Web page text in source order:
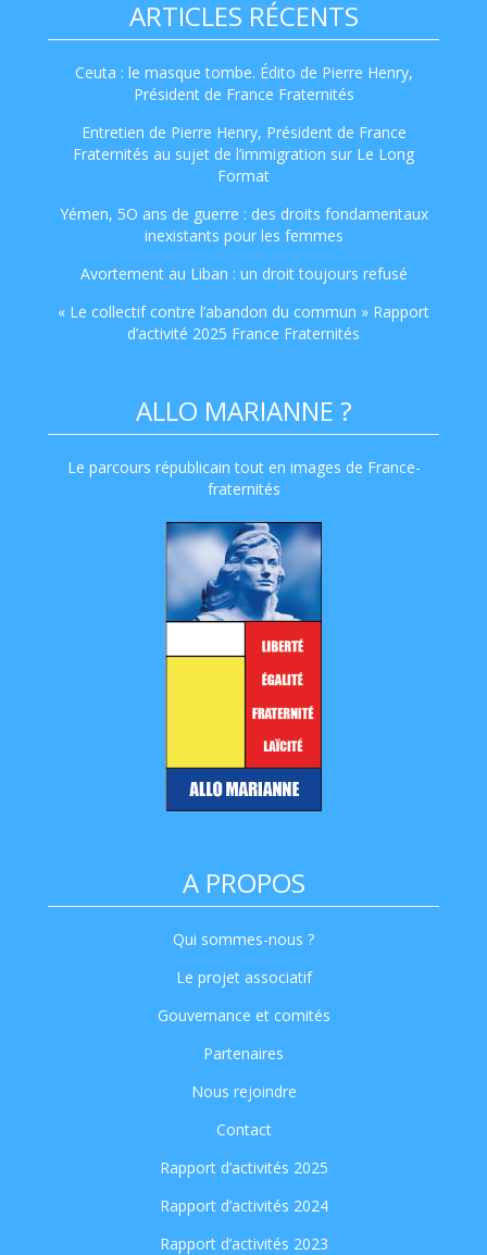
ARTICLES RÉCENTS
Ceuta : le masque tombe. Édito de Pierre Henry,
Président de France Fraternités
Entretien de Pierre Henry, Président de France
Fraternités au sujet de l’immigration sur Le Long
Format
Yémen, 5O ans de guerre : des droits fondamentaux
inexistants pour les femmes
Avortement au Liban : un droit toujours refusé
« Le collectif contre l’abandon du commun » Rapport
d’activité 2025 France Fraternités
ALLO MARIANNE ?
Le parcours républicain tout en images de France-
fraternités
A PROPOS
Qui sommes-nous ?
Le projet associatif
Gouvernance et comités
Partenaires
Nous rejoindre
Contact
Rapport d’activités 2025
Rapport d’activités 2024
Rapport d’activités 2023